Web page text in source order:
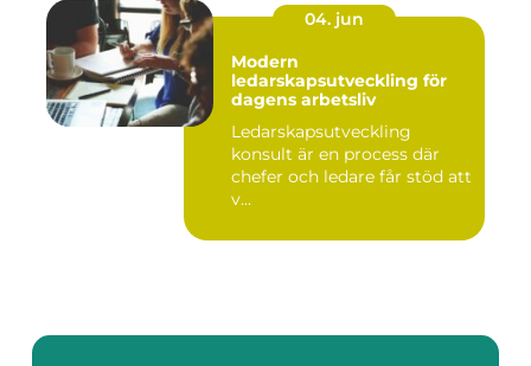
04. jun
Modern
ledarskapsutveckling för
dagens arbetsliv
Ledarskapsutveckling
konsult är en process där
chefer och ledare får stöd att
v...